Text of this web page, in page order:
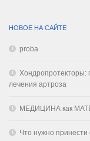
НОВОЕ НА САЙТЕ
proba
Хондропротекторы:
лечения артроза
МЕДИЦИНА как
Что нужно принести